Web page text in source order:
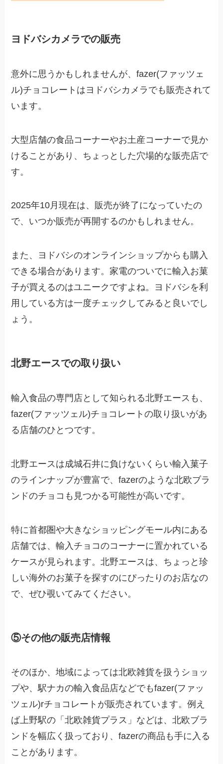
ヨドバシカメラでの販売
意外に思うかもしれませんが、fazer(ファッツェ
ル)チョコレートはヨドバシカメラでも販売されて
います。
大型店舗の食品コーナーやお土産コーナーで見か
けることがあり、ちょっとした穴場的な販売店で
す。
2025年10月現在は、販売が終了になっていたの
で、いつか販売が再開するのかもしれません。
また、ヨドバシのオンラインショップからも購入
できる場合があります。家電のついでに輸入お菓
子が買えるのはユニークですよね。ヨドバシを利
用している方は一度チェックしてみると良いでし
ょう。
北野エースでの取り扱い
輸入食品の専門店として知られる北野エースも、
fazer(ファッツェル)チョコレートの取り扱いがあ
る店舗のひとつです。
北野エースは成城石井に負けないくらい輸入菓子
のラインナップが豊富で、fazerのような北欧ブラ
ンドのチョコも見つかる可能性が高いです。
特に首都圏や大きなショッピングモール内にある
店舗では、輸入チョコのコーナーに置かれている
ケースが見られます。北野エースは、ちょっと珍
しい海外のお菓子を探すのにぴったりのお店なの
で、ぜひ覗いてみてください。
⑤その他の販売店情報
そのほか、地域によっては北欧雑貨を扱うショッ
プや、駅ナカの輸入食品店などでもfazer(ファッ
ツェル)rチョコレートが販売されています。例え
ば上野駅の「北欧雑貨プラス」などは、北欧ブラ
ンドを幅広く扱っており、fazerの商品も手に入る
ことがあります。